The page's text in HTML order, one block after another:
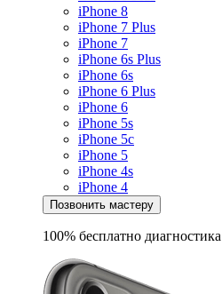
iPhone 8
iPhone 7 Plus
iPhone 7
iPhone 6s Plus
iPhone 6s
iPhone 6 Plus
iPhone 6
iPhone 5s
iPhone 5c
iPhone 5
iPhone 4s
iPhone 4
Позвонить мастеру
100% бесплатно диагностика